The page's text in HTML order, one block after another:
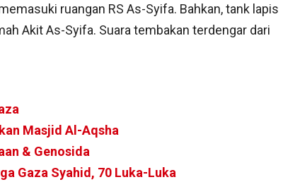
ruangan RS As-Syifa. Bahkan, tank lapis
Akit As-Syifa. Suara tembakan terdengar dari
Masjid Al-Aqsha
& Genosida
Gaza Syahid, 70 Luka-Luka